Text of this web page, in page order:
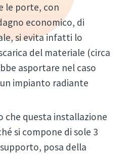
le porte, con
economico, di
si evita infatti lo
del materiale (circa
asportare nel caso
impianto radiante
che questa installazione
si compone di sole 3
posa della